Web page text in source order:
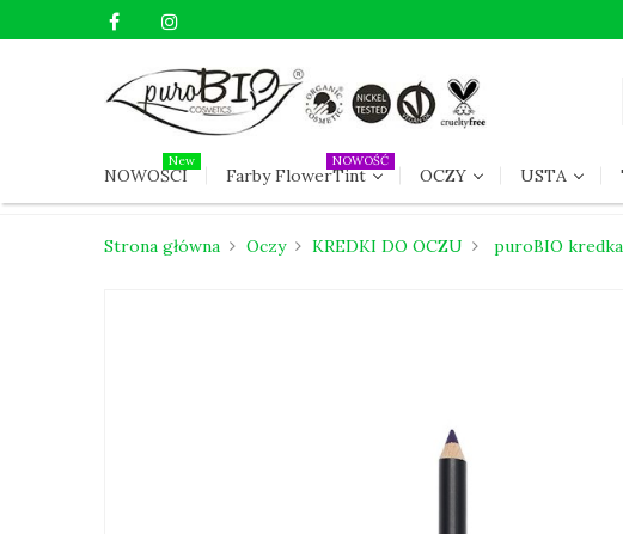
NOWOŚCI
New
Farby FlowerTint
NOWOŚĆ
OCZY USTA
Strona główna Oczy KREDKI DO OCZU puroBIO